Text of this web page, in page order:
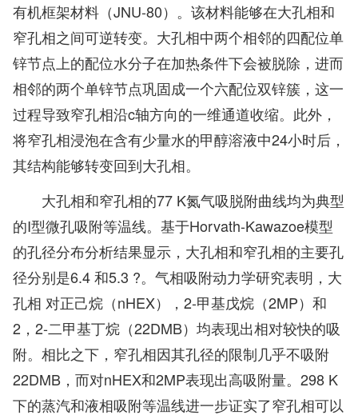
有机框架材料（JNU-80）。该材料能够在大孔相和
窄孔相之间可逆转变。大孔相中两个相邻的四配位单
锌节点上的配位水分子在加热条件下会被脱除，进而
相邻的两个单锌节点巩固成一个六配位双锌簇，这一
过程导致窄孔相沿c轴方向的一维通道收缩。此外，
将窄孔相浸泡在含有少量水的甲醇溶液中24小时后，
其结构能够转变回到大孔相。
大孔相和窄孔相的77 K氮气吸脱附曲线均为典型
的I型微孔吸附等温线。基于Horvath-Kawazoe模型
的孔径分布分析结果显示，大孔相和窄孔相的主要孔
径分别是6.4 和5.3 ?。气相吸附动力学研究表明，大
孔相 对正己烷（nHEX），2-甲基戊烷（2MP）和
2，2-二甲基丁烷（22DMB）均表现出相对较快的吸
附。相比之下，窄孔相因其孔径的限制几乎不吸附
22DMB，而对nHEX和2MP表现出高吸附量。298 K
下的蒸汽和液相吸附等温线进一步证实了窄孔相可以